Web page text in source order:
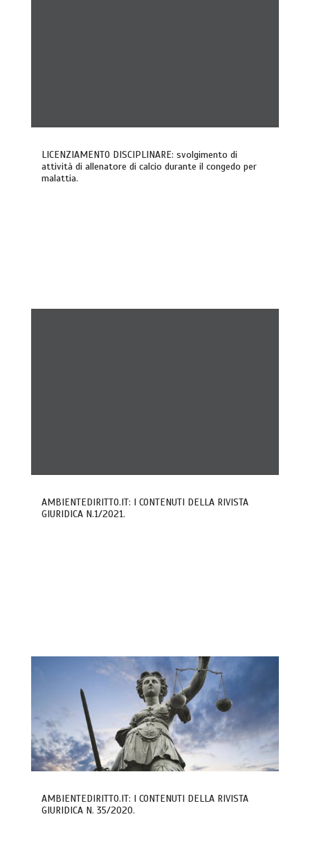
LICENZIAMENTO DISCIPLINARE: svolgimento di
attività di allenatore di calcio durante il congedo per
malattia.
AMBIENTEDIRITTO.IT: I CONTENUTI DELLA RIVISTA
GIURIDICA N.1/2021.
AMBIENTEDIRITTO.IT: I CONTENUTI DELLA RIVISTA
GIURIDICA N. 35/2020.